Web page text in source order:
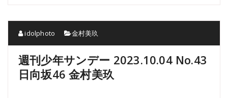
idolphoto 金村美玖
週刊少年サンデー 2023.10.04 No.43
日向坂46 金村美玖